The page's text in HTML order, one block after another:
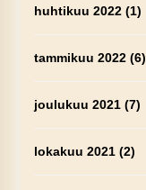
huhtikuu 2022(1)
tammikuu 2022(6)
joulukuu 2021(7)
lokakuu 2021(2)